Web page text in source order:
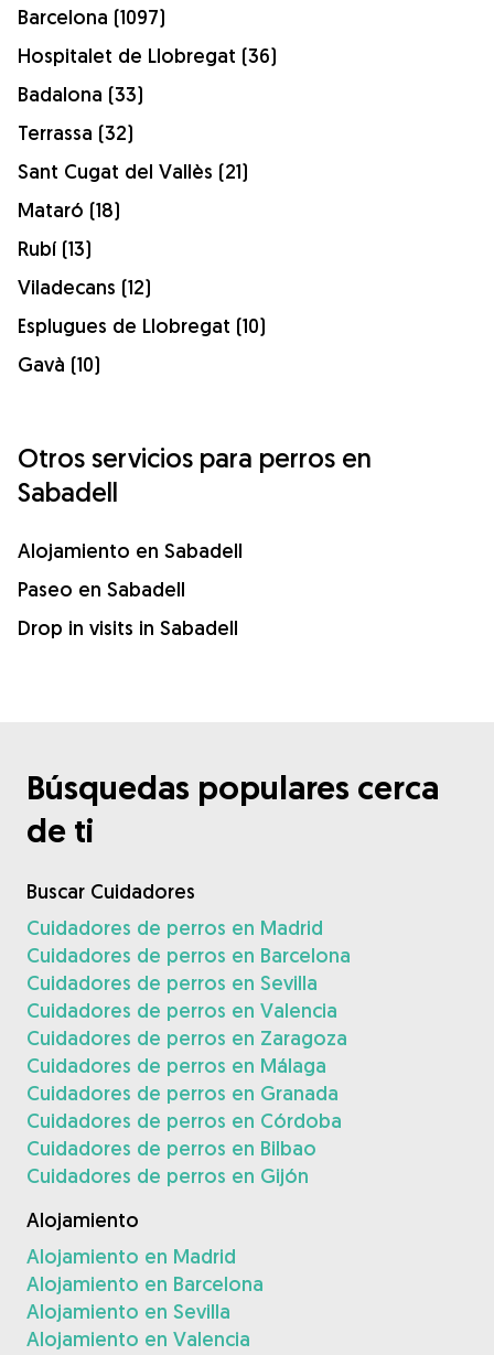
Barcelona (1097)
Hospitalet de Llobregat (36)
Badalona (33)
Terrassa (32)
Sant Cugat del Vallès (21)
Mataró (18)
Rubí (13)
Viladecans (12)
Esplugues de Llobregat (10)
Gavà (10)
Otros servicios para perros en
Sabadell
Alojamiento en Sabadell
Paseo en Sabadell
Drop in visits in Sabadell
Búsquedas populares cerca
de ti
Buscar Cuidadores
Cuidadores de perros en Madrid
Cuidadores de perros en Barcelona
Cuidadores de perros en Sevilla
Cuidadores de perros en Valencia
Cuidadores de perros en Zaragoza
Cuidadores de perros en Málaga
Cuidadores de perros en Granada
Cuidadores de perros en Córdoba
Cuidadores de perros en Bilbao
Cuidadores de perros en Gijón
Alojamiento
Alojamiento en Madrid
Alojamiento en Barcelona
Alojamiento en Sevilla
Alojamiento en Valencia